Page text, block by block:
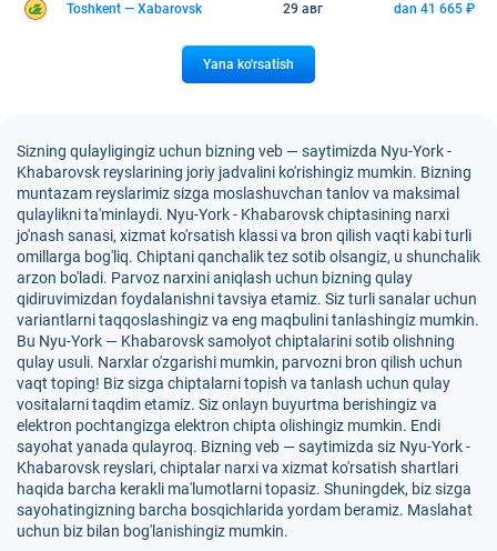
Toshkent — Xabarovsk 29 авг dan 41 665 ₽
Yana ko'rsatish
Sizning qulayligingiz uchun bizning veb — saytimizda Nyu-York -
Khabarovsk reyslarining joriy jadvalini ko'rishingiz mumkin. Bizning
muntazam reyslarimiz sizga moslashuvchan tanlov va maksimal
qulaylikni ta'minlaydi. Nyu-York - Khabarovsk chiptasining narxi
jo'nash sanasi, xizmat ko'rsatish klassi va bron qilish vaqti kabi turli
omillarga bog'liq. Chiptani qanchalik tez sotib olsangiz, u shunchalik
arzon bo'ladi. Parvoz narxini aniqlash uchun bizning qulay
qidiruvimizdan foydalanishni tavsiya etamiz. Siz turli sanalar uchun
variantlarni taqqoslashingiz va eng maqbulini tanlashingiz mumkin.
Bu Nyu-York — Khabarovsk samolyot chiptalarini sotib olishning
qulay usuli. Narxlar o'zgarishi mumkin, parvozni bron qilish uchun
vaqt toping! Biz sizga chiptalarni topish va tanlash uchun qulay
vositalarni taqdim etamiz. Siz onlayn buyurtma berishingiz va
elektron pochtangizga elektron chipta olishingiz mumkin. Endi
sayohat yanada qulayroq. Bizning veb — saytimizda siz Nyu-York -
Khabarovsk reyslari, chiptalar narxi va xizmat ko'rsatish shartlari
haqida barcha kerakli ma'lumotlarni topasiz. Shuningdek, biz sizga
sayohatingizning barcha bosqichlarida yordam beramiz. Maslahat
uchun biz bilan bog'lanishingiz mumkin.